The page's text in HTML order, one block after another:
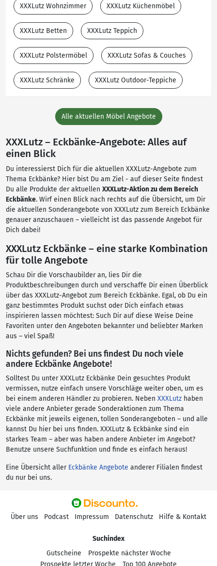
XXXLutz Wohnzimmer XXXLutz Küchenmöbel
XXXLutz Betten XXXLutz Teppich
XXXLutz Polstermöbel XXXLutz Sofas & Couches
XXXLutz Schränke XXXLutz Outdoor-Teppiche
Alle aktuellen Möbel Angebote
XXXLutz – Eckbänke-Angebote: Alles auf
einen Blick
Du interessierst Dich für die aktuellen XXXLutz-Angebote zum
Thema Eckbänke? Hier bist Du am Ziel - auf dieser Seite findest
Du alle Produkte der aktuellen XXXLutz-Aktion zu dem Bereich
Eckbänke. Wirf einen Blick nach rechts auf die Übersicht, um Dir
die aktuellen Sonderangebote von XXXLutz zum Bereich Eckbänke
genauer anzuschauen – vielleicht ist das passende Angebot für
Dich dabei!
XXXLutz Eckbänke – eine starke Kombination
für tolle Angebote
Schau Dir die Vorschaubilder an, lies Dir die
Produktbeschreibungen durch und verschaffe Dir einen Überblick
über das XXXLutz-Angebot zum Bereich Eckbänke. Egal, ob Du ein
ganz bestimmtes Produkt suchst oder Dich einfach etwas
inspirieren lassen möchtest: Such Dir auf diese Weise Deine
Favoriten unter den Angeboten bekannter und beliebter Marken
aus – viel Spaß!
Nichts gefunden? Bei uns findest Du noch viele
andere Eckbänke Angebote!
Solltest Du unter XXXLutz Eckbänke Dein gesuchtes Produkt
vermissen, nutze einfach unsere Vorschläge weiter oben, um es
bei einem anderen Händler zu probieren. Neben XXXLutz haben
viele andere Anbieter gerade Sonderaktionen zum Thema
Eckbänke mit jeweils eigenen, tollen Sonderangeboten – und alle
kannst Du hier bei uns finden. XXXLutz & Eckbänke sind ein
starkes Team – aber was haben andere Anbieter im Angebot?
Benutze unsere Suchfunktion und finde es einfach heraus!
Eine Übersicht aller Eckbänke Angebote anderer Filialen findest
du nur bei uns.
Über uns Podcast Impressum Datenschutz Hilfe & Kontakt
Suchindex
Gutscheine
Prospekte nächster Woche
Prospekte letzter Woche
Top 100 Angebote